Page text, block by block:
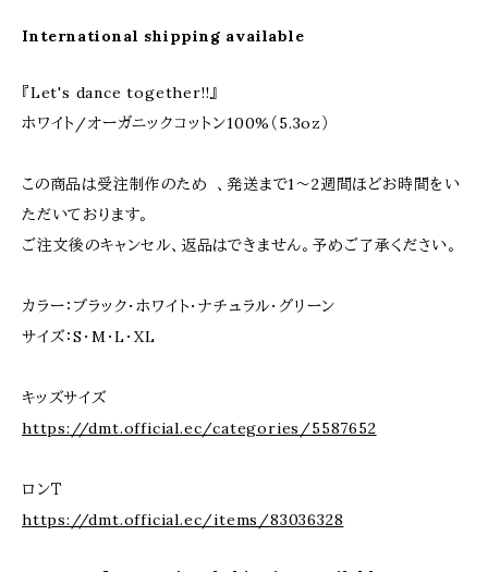
International shipping available
『Let's dance together!!』
ホワイト/オーガニックコットン100%（5.3oz）
この商品は受注制作のため 、発送まで1〜2週間ほどお時間をい
ただいております。
ご注文後のキャンセル、返品はできません。予めご了承ください。
カラー：ブラック・ホワイト・ナチュラル・グリーン
サイズ：S・M・L・XL
キッズサイズ
https://dmt.official.ec/categories/5587652
ロンＴ
https://dmt.official.ec/items/83036328